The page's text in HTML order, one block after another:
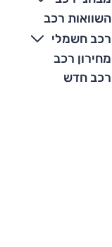
השוואות רכב
רכב חשמלי
מחירון רכב
רכב חדש